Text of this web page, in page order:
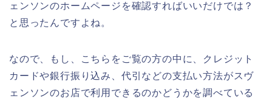
ェンソンのホームページを確認すればいいだけでは？
と思ったんですよね。
なので、もし、こちらをご覧の方の中に、クレジット
カードや銀行振り込み、代引などの支払い方法がスヴ
ェンソンのお店で利用できるのかどうかを調べている